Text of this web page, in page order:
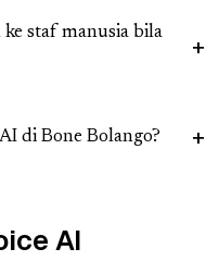
staf manusia bila
di Bone Bolango?
AI